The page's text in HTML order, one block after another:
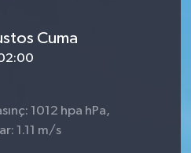
Cuma
1012 hpa hPa,
1.11 m/s